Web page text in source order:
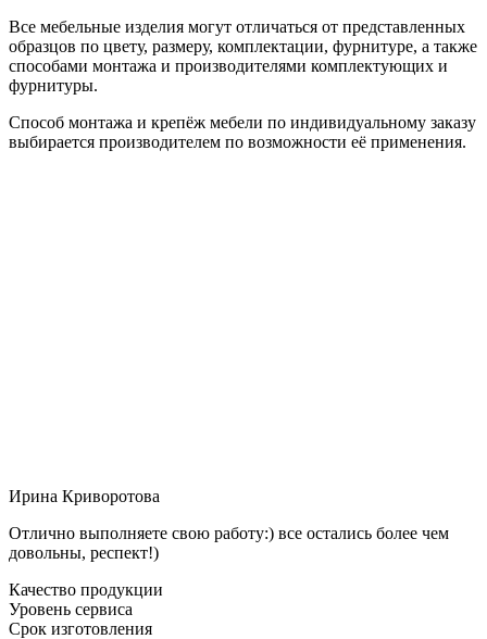
Все мебельные изделия могут отличаться от представленных
образцов по цвету, размеру, комплектации, фурнитуре, а также
способами монтажа и производителями комплектующих и
фурнитуры.
Способ монтажа и крепёж мебели по индивидуальному заказу
выбирается производителем по возможности её применения.
Ирина Криворотова
Отлично выполняете свою работу:) все остались более чем
довольны, респект!)
Качество продукции
Уровень сервиса
Срок изготовления